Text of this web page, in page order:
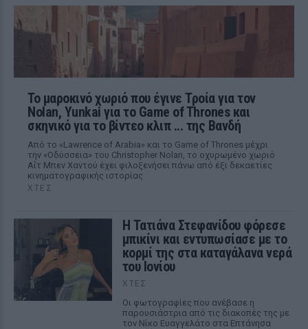
Το μαροκινό χωριό που έγινε Τροία για τον
Nolan, Yunkai για το Game of Thrones και
σκηνικό για το βίντεο κλιπ ... της Βανδή
Από το «Lawrence of Arabia» και το Game of Thrones μέχρι
την «Οδύσσεια» του Christopher Nolan, το οχυρωμένο χωριό
Αΐτ Μπεν Χαντού έχει φιλοξενήσει πάνω από έξι δεκαετίες
κινηματογραφικής ιστορίας
ΧΤΕΣ
Η Τατιάνα Στεφανίδου φόρεσε
μπικίνι και εντυπωσίασε με το
κορμί της στα καταγάλανα νερά
του Ιονίου
ΧΤΕΣ
Οι φωτογραφίες που ανέβασε η
παρουσιάστρια από τις διακοπές της με
τον Νίκο Ευαγγελάτο στα Επτάνησα